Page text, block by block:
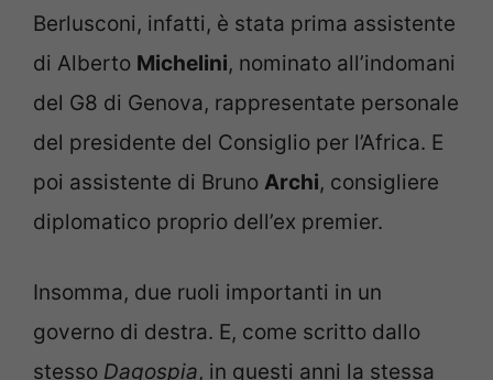
Berlusconi, infatti, è stata prima assistente
di Alberto Michelini, nominato all’indomani
del G8 di Genova, rappresentate personale
del presidente del Consiglio per l’Africa. E
poi assistente di Bruno Archi, consigliere
diplomatico proprio dell’ex premier.
Insomma, due ruoli importanti in un
governo di destra. E, come scritto dallo
stesso Dagospia, in questi anni la stessa